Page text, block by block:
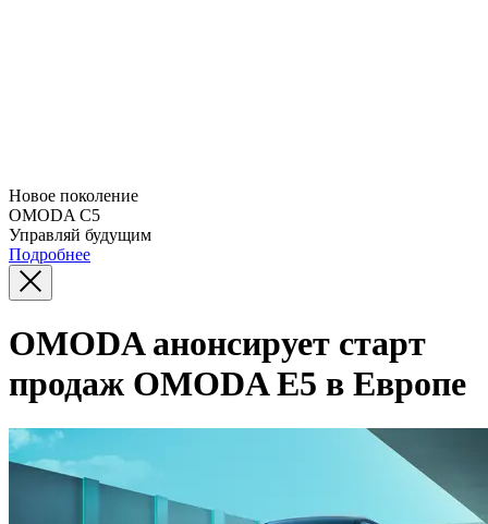
Новое поколение
OMODA C5
Управляй будущим
Подробнее
OMODA анонсирует старт
продаж OMODA E5 в Европе